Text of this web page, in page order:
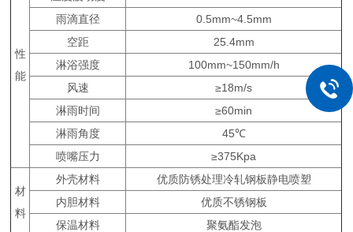
性
能
雨滴直径
0.5mm~4.5mm
空距
25.4mm
淋浴强度
100mm~150mm/h
风速
≥18m/s
淋雨时间
≥60min
淋雨角度
45℃
喷嘴压力
≥375Kpa
材
料
外壳材料
优质防锈处理冷轧钢板静电喷塑
内胆材料
优质不锈钢板
保温材料
聚氨酯发泡